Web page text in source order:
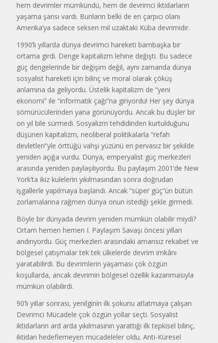
hem devrimler mümkündü, hem de devrimci iktidarların
yaşama şansı vardı. Bunların belki de en çarpıcı olanı
Amerika’ya sadece seksen mil uzaktaki Küba devrimidir.
1990’lı yıllarda dünya devrimci hareketi bambaşka bir
ortama girdi. Denge kapitalizm lehine değişti. Bu sadece
güç dengelerinde bir değişim değil, aynı zamanda dünya
sosyalist hareketi için bilinç ve moral olarak çöküş
anlamına da geliyordu. Üstelik kapitalizm de “yeni
ekonomi” ile “informatik çağı”na giriyordu! Her şey dünya
sömürücülerinden yana görünüyordu. Ancak bu düşler bir
on yıl bile sürmedi. Sosyalizm tehdidinden kurtulduğunu
düşünen kapitalizm, neoliberal politikalarla “refah
devletleri”yle örttüğü vahşi yüzünü en pervasız bir şekilde
yeniden açığa vurdu. Dünya, emperyalist güç merkezleri
arasında yeniden paylaşılıyordu. Bu paylaşım 2001’de New
York’ta ikiz kulelerin yıkılmasından sonra doğrudan
işgallerle yapılmaya başlandı. Ancak “süper güç”ün bütün
zorlamalarına rağmen dünya onun istediği şekle girmedi.
Böyle bir dünyada devrim yeniden mümkün olabilir miydi?
Ortam hemen hemen I. Paylaşım Savaşı öncesi yılları
andırıyordu. Güç merkezleri arasındaki amansız rekabet ve
bölgesel çatışmalar tek tek ülkelerde devrim imkânı
yaratabilirdi. Bu devrimlerin yaşaması çok özgün
koşullarda, ancak devrimin bölgesel özellik kazanmasıyla
mümkün olabilirdi.
90’lı yıllar sonrası, yenilginin ilk şokunu atlatmaya çalışan
Devrimci Mücadele çok özgün yollar seçti. Sosyalist
iktidarların ard arda yıkılmasının yarattığı ilk tepkisel bilinç,
iktidarı hedeflemeyen mücadeleler oldu. Anti-Küresel